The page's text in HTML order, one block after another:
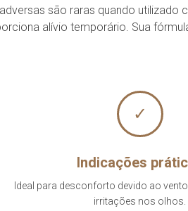
são raras quando
alívio temporário. Sua
✓
Indicações
Ideal para desconforto devido ao
irritações nos olhos.